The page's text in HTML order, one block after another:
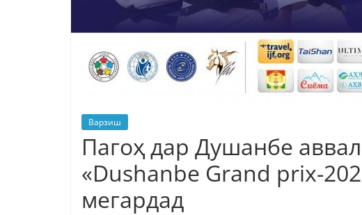
Варзиш
Пагоҳ дар Душанбе
«Dushanbe Grand prix-
мегардад